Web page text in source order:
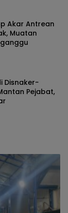
Akar Antrean
Muatan
Disnaker-
Pejabat,